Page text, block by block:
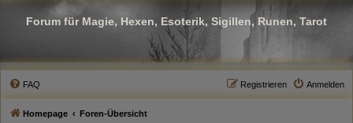
Forum für Magie, Hexen, Esoterik, Sigillen, Runen, Tarot
FAQ Anmelden
Registrieren
Homepage Foren-Übersicht